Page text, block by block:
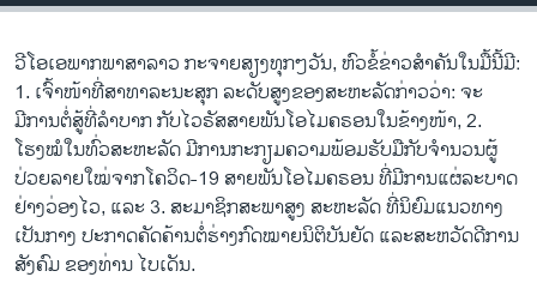
ລາຍງານ
ພາສາຕ່າງໆ
ວີໂອເອພາກພາສາລາວ ກະຈາຍສຽງທຸກໆວັນ, ຫົວຂໍ້ຂ່າວສໍາຄັນໃນມື້ນີ້ມີ:
1. ເຈົ້າໜ້າທີ່ສາທາລະນະສຸກ ລະດັບສູງຂອງສະຫະລັດກ່າວວ່າ: ຈະ
ມີການຕໍ່ສູ້ທີ່ລຳບາກ ກັບໄວຣັສສາຍພັນໂອໄມຄຣອນໃນຂ້າງໜ້າ, 2.
ໂຮງໝໍໃນທົ່ວສະຫະລັດ ມີການກະກຽມຄວາມພ້ອມຮັບມືກັບຈໍານວນຜູ້
ປ່ວຍລາຍໃໝ່ຈາກໂຄວິດ-19 ສາຍພັນໂອໄມຄຣອນ ທີ່ມີການແຜ່ລະບາດ
ຢ່າງວ່ອງໄວ, ແລະ 3. ສະມາຊິກສະພາສູງ ສະຫະລັດ ທີ່ນິຍົມແນວທາງ
ເປັນກາງ ປະກາດຄັດຄ້ານຕໍ່ຮ່າງກົດໝາຍນິຕິບັນຍັດ ແລະສະຫວັດດີການ
ສັງຄົມ ຂອງທ່ານ ໄບເດັນ.